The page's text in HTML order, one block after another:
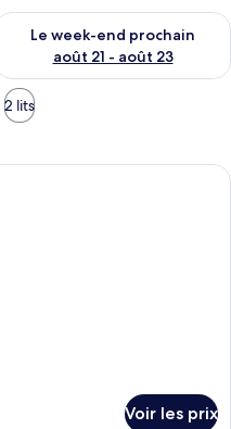
é
s
p
e
end août 14 - août 16
Le week-end prochain
août 21 - août 23
la disponibilité pour
2 lits
chambre à coucher avec un lit,
Voir les prix